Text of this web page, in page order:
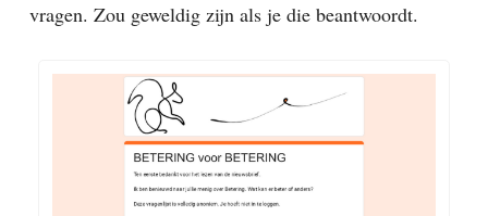
vragen. Zou geweldig zijn als je die beantwoordt.